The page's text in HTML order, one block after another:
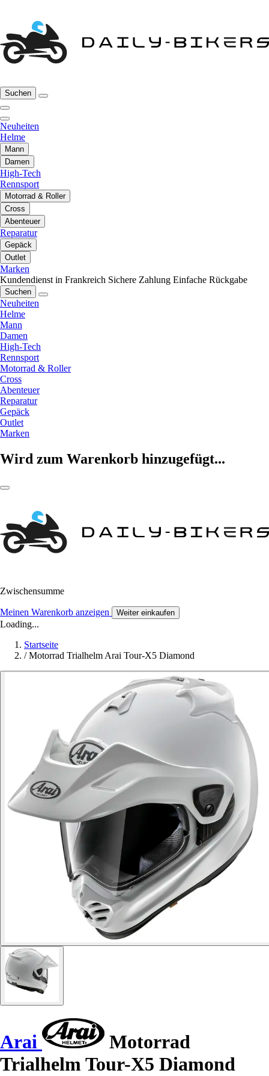
Suchen
Neuheiten
Helme
Mann
Damen
High-Tech
Rennsport
Motorrad & Roller
Cross
Abenteuer
Reparatur
Gepäck
Outlet
Marken
Kundendienst in Frankreich Sichere Zahlung Einfache Rückgabe
Suchen
Neuheiten
Helme
Mann
Damen
High-Tech
Rennsport
Motorrad & Roller
Cross
Abenteuer
Reparatur
Gepäck
Outlet
Marken
Wird zum Warenkorb hinzugefügt...
Zwischensumme
Meinen Warenkorb anzeigen Weiter einkaufen
Loading...
Startseite
/ Motorrad Trialhelm Arai Tour-X5 Diamond
Arai
Motorrad
Trialhelm Tour-X5 Diamond